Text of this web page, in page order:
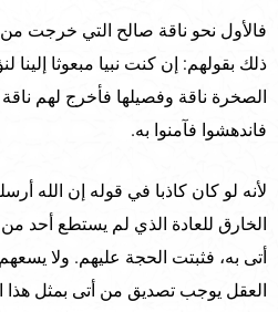
فالأول نحو ناقة صالح التي خرجت
ذلك بقولهم: إن كنت نبيا مبعوثا
الصخرة ناقة وفصيلها فأخرج لهم
فاندهشوا فآمنوا به.
لأنه لو كان كاذبا في قوله إن الله
الخارق للعادة الذي لم يستطع أحد
أتى به، فثبتت الحجة عليهم. ولا
العقل يوجب تصديق من أتى بمثل هذا